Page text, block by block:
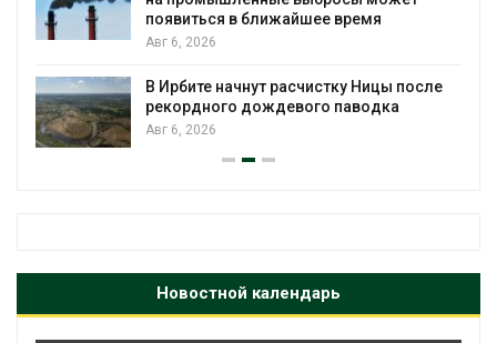
появиться в ближайшее время
Авг 6, 2026
В Ирбите начнут расчистку Ницы после
рекордного дождевого паводка
Авг 6, 2026
Новостной календарь